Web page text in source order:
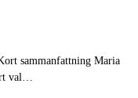
sammanfattning Maria
val…